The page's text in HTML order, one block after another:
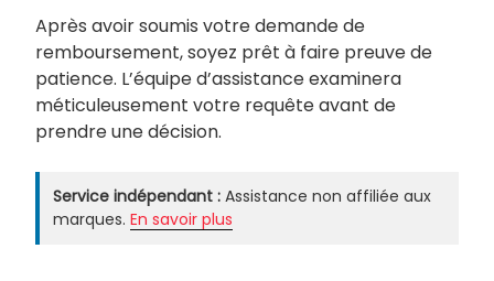
Après avoir soumis votre demande de
remboursement, soyez prêt à faire preuve de
patience. L’équipe d’assistance examinera
méticuleusement votre requête avant de
prendre une décision.
Service indépendant : Assistance non affiliée aux
marques. En savoir plus